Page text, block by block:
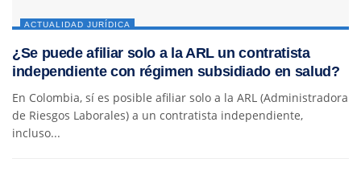
ACTUALIDAD JURÍDICA
¿Se puede afiliar solo a la ARL un contratista
independiente con régimen subsidiado en salud?
En Colombia, sí es posible afiliar solo a la ARL (Administradora
de Riesgos Laborales) a un contratista independiente,
incluso...